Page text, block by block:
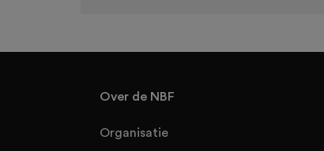
Over de NBF
Organisatie